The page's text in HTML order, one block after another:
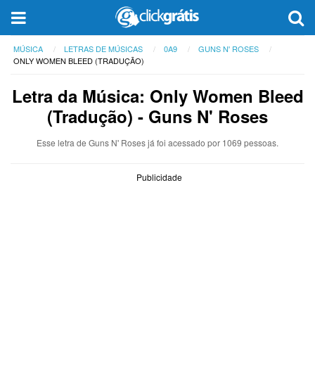
MÚSICA LETRAS DE MÚSICAS 0A9
GUNS N' ROSES
ONLY WOMEN BLEED (TRADUÇÃO)
Letra da Música: Only Women Bleed
(Tradução) - Guns N' Roses
Esse letra de Guns N' Roses já foi acessado por 1069 pessoas.
Publicidade